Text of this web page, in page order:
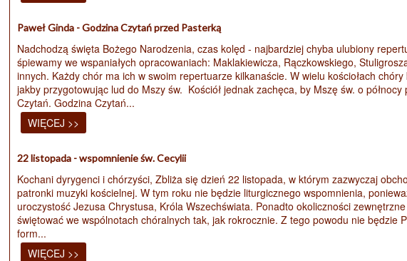
Paweł Ginda - Godzina Czytań przed Pasterką
Nadchodzą święta Bożego Narodzenia, czas kolęd - najbardziej chyba ulubiony
śpiewamy we wspaniałych opracowaniach: Maklakiewicza, Rączkowskiego,
innych. Każdy chór ma ich w swoim repertuarze kilkanaście. W wielu kościołach
jakby przygotowując lud do Mszy św. Kościół jednak zachęca, by Mszę św. o
Czytań. Godzina Czytań...
WIĘCEJ >>
22 listopada - wspomnienie św. Cecylii
Kochani dyrygenci i chórzyści, Zbliża się dzień 22 listopada, w którym zazwyczaj
patronki muzyki kościelnej. W tym roku nie będzie liturgicznego wspomnienia,
uroczystość Jezusa Chrystusa, Króla Wszechświata. Ponadto okoliczności
świętować we wspólnotach chóralnych tak, jak rokrocznie. Z tego powodu nie będzie
form...
WIĘCEJ >>